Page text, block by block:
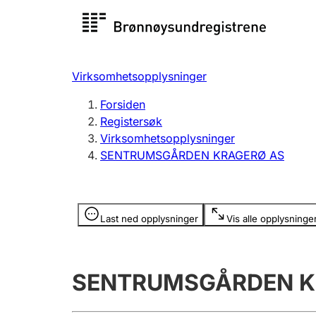
Registersøk
Registrere, endre, slette
Virksomhetsopplysninger
Forsiden
Registersøk
Virksomhetsopplysninger
SENTRUMSGÅRDEN KRAGERØ AS
Last ned opplysninger Vis alle
Opplysninger er skjult
SENTRUMSGÅRDEN